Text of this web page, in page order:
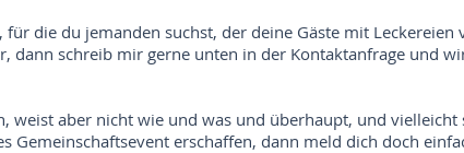
für die du jemanden suchst, der deine Gäste mit Leckereien
dann schreib mir gerne unten in der Kontaktanfrage und
weist aber nicht wie und was und überhaupt, und vielleicht
Gemeinschaftsevent erschaffen, dann meld dich doch